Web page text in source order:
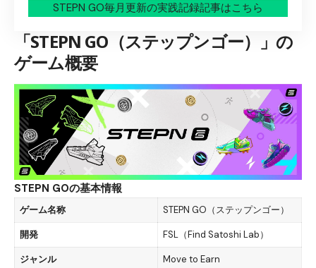
STEPN GO毎月更新の実践記録記事はこちら
「STEPN GO（ステップンゴー）」の
ゲーム概要
STEPN GOの基本情報
ゲーム名称 STEPN GO（ステップンゴー）
開発 FSL（Find Satoshi Lab）
ジャンル Move to Earn